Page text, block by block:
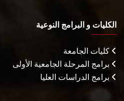
الكليات و البرامج النوعية
كليات الجامعة
برامج المرحلة الجامعية الأولى
برامج الدراسات العليا